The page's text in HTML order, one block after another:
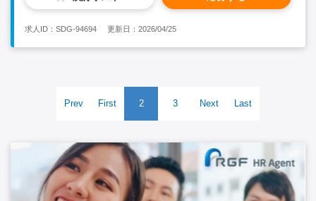
求人ID：SDG-94694 更新日：2026/04/25
Prev First 2 3 Next Last